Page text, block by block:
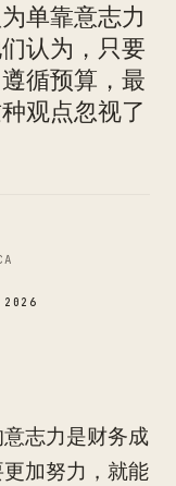
单靠意志力
认为，只要
循预算，最
观点忽视了
志力是财务成
加努力，就能